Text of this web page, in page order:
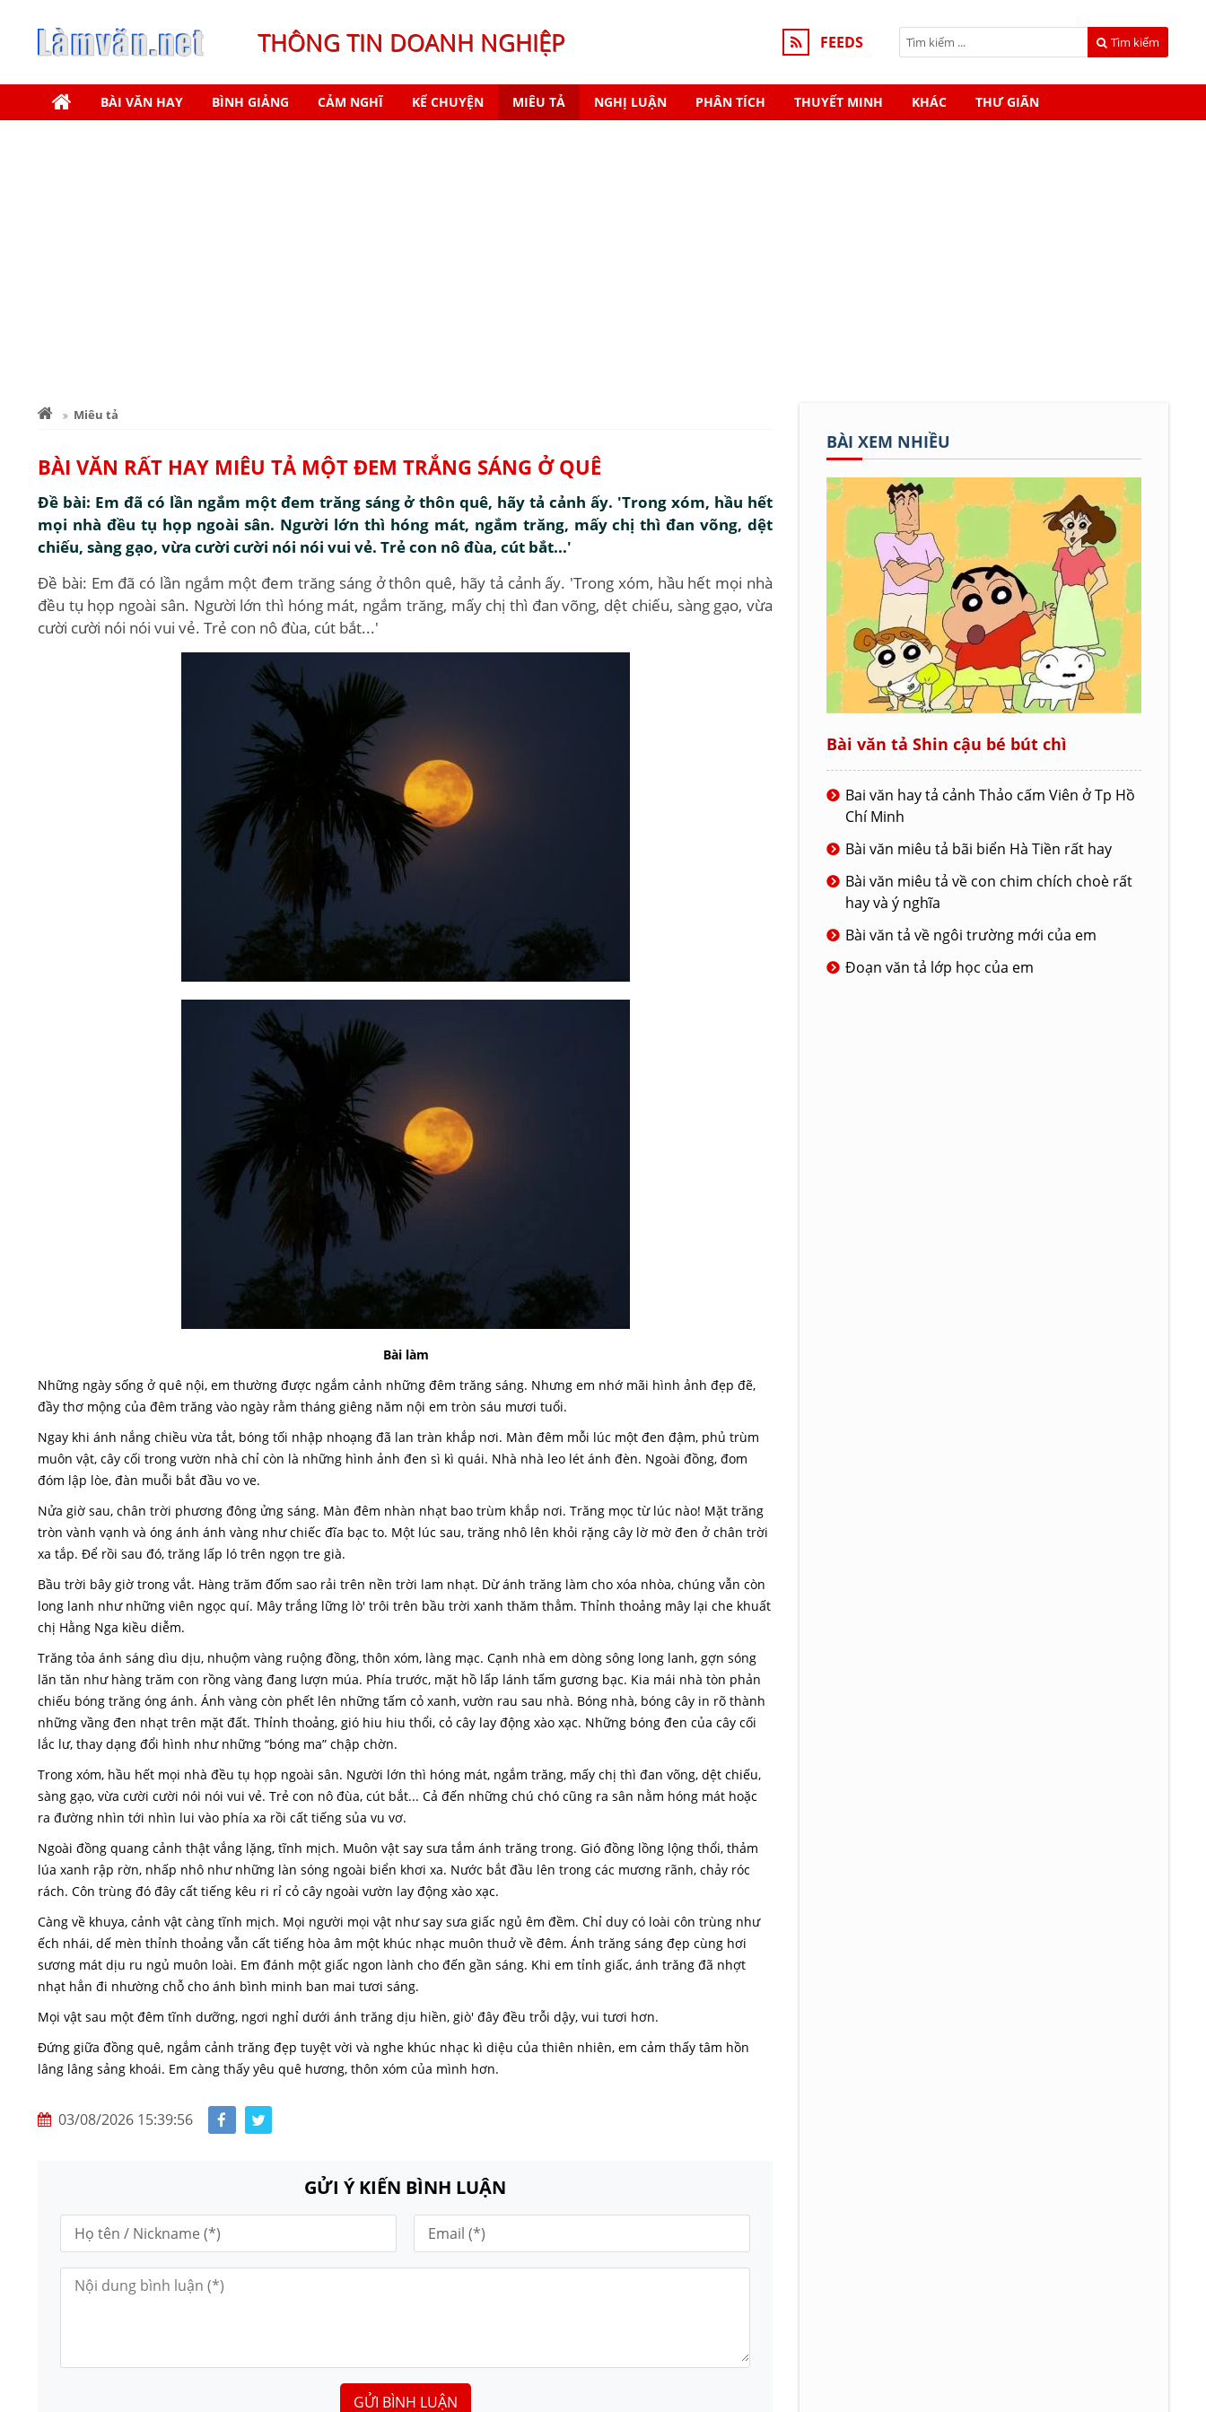
THÔNG TIN DOANH NGHIỆP FEEDS Tìm kiếm
BÀI VĂN HAY BÌNH GIẢNG CẢM NGHĨ KỂ CHUYỆN MIÊU TẢ NGHỊ LUẬN PHÂN TÍCH THUYẾT MINH KHÁC THƯ GIÃN
Miêu tả
BÀI VĂN RẤT HAY MIÊU TẢ MỘT ĐEM TRẮNG SÁNG Ở QUÊ
Đề bài: Em đã có lần ngắm một đem trăng sáng ở thôn quê, hãy tả cảnh ấy. 'Trong xóm, hầu hết
mọi nhà đều tụ họp ngoài sân. Người lớn thì hóng mát, ngắm trăng, mấy chị thì đan võng, dệt
chiếu, sàng gạo, vừa cười cười nói nói vui vẻ. Trẻ con nô đùa, cút bắt...'
Đề bài: Em đã có lần ngắm một đem trăng sáng ở thôn quê, hãy tả cảnh ấy. 'Trong xóm, hầu hết mọi nhà
đều tụ họp ngoài sân. Người lớn thì hóng mát, ngắm trăng, mấy chị thì đan võng, dệt chiếu, sàng gạo, vừa
cười cười nói nói vui vẻ. Trẻ con nô đùa, cút bắt...'
Bài làm
Những ngày sống ở quê nội, em thường được ngắm cảnh những đêm trăng sáng. Nhưng em nhớ mãi hình ảnh đẹp đẽ,
đầy thơ mộng của đêm trăng vào ngày rằm tháng giêng năm nội em tròn sáu mươi tuổi.
Ngay khi ánh nắng chiều vừa tắt, bóng tối nhập nhoạng đã lan tràn khắp nơi. Màn đêm mỗi lúc một đen đậm, phủ trùm
muôn vật, cây cối trong vườn nhà chỉ còn là những hình ảnh đen sì kì quái. Nhà nhà leo lét ánh đèn. Ngoài đồng, đom
đóm lập lòe, đàn muỗi bắt đầu vo ve.
Nửa giờ sau, chân trời phương đông ửng sáng. Màn đêm nhàn nhạt bao trùm khắp nơi. Trăng mọc từ lúc nào! Mặt trăng
tròn vành vạnh và óng ánh ánh vàng như chiếc đĩa bạc to. Một lúc sau, trăng nhô lên khỏi rặng cây lờ mờ đen ở chân trời
xa tắp. Để rồi sau đó, trăng lấp ló trên ngọn tre già.
Bầu trời bây giờ trong vắt. Hàng trăm đốm sao rải trên nền trời lam nhạt. Dừ ánh trăng làm cho xóa nhòa, chúng vẫn còn
long lanh như những viên ngọc quí. Mây trắng lững lò' trôi trên bầu trời xanh thăm thẳm. Thỉnh thoảng mây lại che khuất
chị Hằng Nga kiều diễm.
Trăng tỏa ánh sáng dìu dịu, nhuộm vàng ruộng đồng, thôn xóm, làng mạc. Cạnh nhà em dòng sông long lanh, gợn sóng
lăn tăn như hàng trăm con rồng vàng đang lượn múa. Phía trước, mặt hồ lấp lánh tấm gương bạc. Kia mái nhà tòn phản
chiếu bóng trăng óng ánh. Ánh vàng còn phết lên những tấm cỏ xanh, vườn rau sau nhà. Bóng nhà, bóng cây in rõ thành
những vầng đen nhạt trên mặt đất. Thỉnh thoảng, gió hiu hiu thổi, cỏ cây lay động xào xạc. Những bóng đen của cây cối
lắc lư, thay dạng đổi hình như những “bóng ma” chập chờn.
Trong xóm, hầu hết mọi nhà đều tụ họp ngoài sân. Người lớn thì hóng mát, ngắm trăng, mấy chị thì đan võng, dệt chiếu,
sàng gạo, vừa cười cười nói nói vui vẻ. Trẻ con nô đùa, cút bắt... Cả đến những chú chó cũng ra sân nằm hóng mát hoặc
ra đường nhìn tới nhìn lui vào phía xa rồi cất tiếng sủa vu vơ.
Ngoài đồng quang cảnh thật vắng lặng, tĩnh mịch. Muôn vật say sưa tắm ánh trăng trong. Gió đồng lồng lộng thổi, thảm
lúa xanh rập rờn, nhấp nhô như những làn sóng ngoài biển khơi xa. Nước bắt đầu lên trong các mương rãnh, chảy róc
rách. Côn trùng đó đây cất tiếng kêu ri rỉ cỏ cây ngoài vườn lay động xào xạc.
Càng về khuya, cảnh vật càng tĩnh mịch. Mọi người mọi vật như say sưa giấc ngủ êm đềm. Chỉ duy có loài côn trùng như
ếch nhái, dế mèn thỉnh thoảng vẫn cất tiếng hòa âm một khúc nhạc muôn thuở về đêm. Ánh trăng sáng đẹp cùng hơi
sương mát dịu ru ngủ muôn loài. Em đánh một giấc ngon lành cho đến gần sáng. Khi em tỉnh giấc, ánh trăng đã nhợt
nhạt hẳn đi nhường chỗ cho ánh bình minh ban mai tươi sáng.
Mọi vật sau một đêm tĩnh dưỡng, ngơi nghỉ dưới ánh trăng dịu hiền, giò' đây đều trỗi dậy, vui tươi hơn.
Đứng giữa đồng quê, ngắm cảnh trăng đẹp tuyệt vời và nghe khúc nhạc kì diệu của thiên nhiên, em cảm thấy tâm hồn
lâng lâng sảng khoái. Em càng thấy yêu quê hương, thôn xóm của mình hơn.
03/08/2026 15:39:56
GỬI Ý KIẾN BÌNH LUẬN
GỬI BÌNH LUẬN
BÀI XEM NHIỀU
Bài văn tả Shin cậu bé bút chì
Bai văn hay tả cảnh Thảo cấm Viên ở Tp Hồ
Chí Minh
Bài văn miêu tả bãi biển Hà Tiền rất hay
Bài văn miêu tả về con chim chích choè rất
hay và ý nghĩa
Bài văn tả về ngôi trường mới của em
Đoạn văn tả lớp học của em